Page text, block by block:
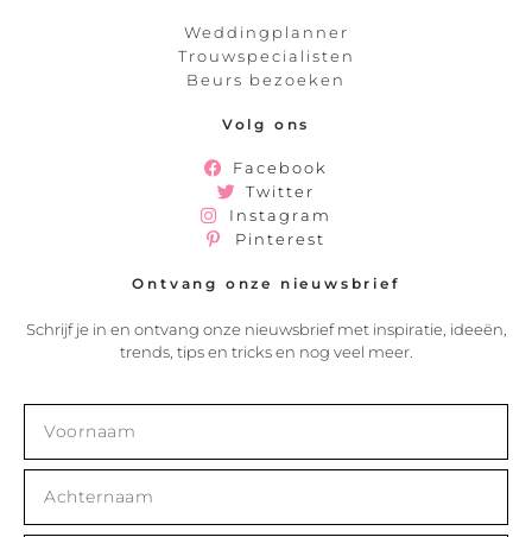
Weddingplanner
Trouwspecialisten
Beurs bezoeken
Volg ons
Facebook
Twitter
Instagram
Pinterest
Ontvang onze nieuwsbrief
Schrijf je in en ontvang onze nieuwsbrief met inspiratie, ideeën,
trends, tips en tricks en nog veel meer.